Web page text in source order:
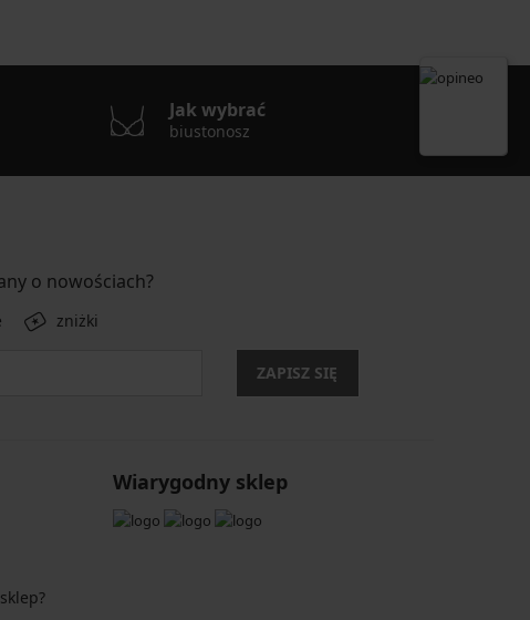
Jak wybrać
biustonosz
o nowościach?
zniżki
ZAPISZ SIĘ
Wiarygodny sklep